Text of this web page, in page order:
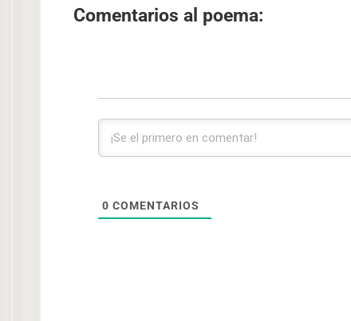
Comentarios al poema:
0 COMENTARIOS